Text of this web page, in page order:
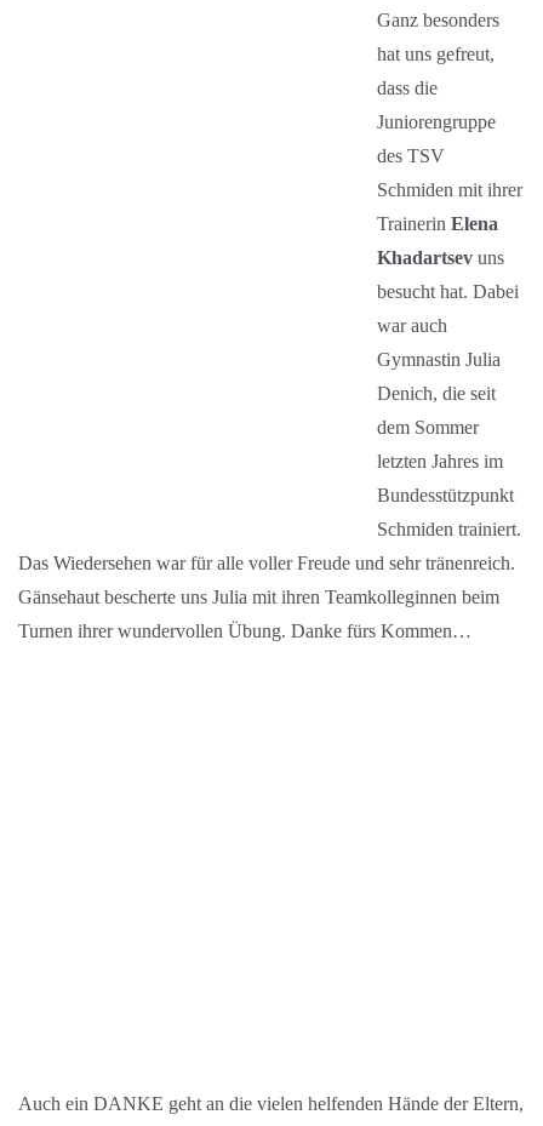
Ganz besonders
hat uns gefreut,
dass die
Juniorengruppe
des TSV
Schmiden mit ihrer
Trainerin Elena
Khadartsevuns
besucht hat. Dabei
war auch
Gymnastin Julia
Denich, die seit
dem Sommer
letzten Jahres im
Bundesstützpunkt
Schmiden trainiert.
Das Wiedersehen war für alle voller Freude und sehr tränenreich.
Gänsehaut bescherte uns Julia mit ihren Teamkolleginnen beim
Turnen ihrer wundervollen Übung. Danke fürs Kommen…
Auch ein DANKE geht an die vielen helfenden Hände der Eltern,